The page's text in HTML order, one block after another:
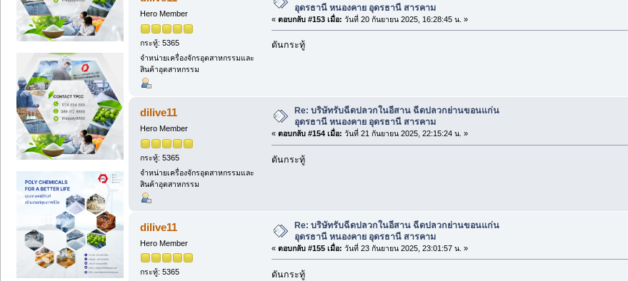
Hero Member
กระทู้: 5365
จำหน่ายเครื่องจักรอุตสาหกรรมและ
สินค้าอุตสาหกรรม
อุดรธานี หนองคาย อุดรธานี สารคาม
« ตอบกลับ #153 เมื่อ: วันที่ 20 กันยายน 2025, 16:28:45 น. »
ดันกระทู้
dilive11
Hero Member
กระทู้: 5365
จำหน่ายเครื่องจักรอุตสาหกรรมและ
สินค้าอุตสาหกรรม
Re: บริษัทรับฉีดปลวกในอีสาน ฉีดปลวกย่านขอนแก่น
อุดรธานี หนองคาย อุดรธานี สารคาม
« ตอบกลับ #154 เมื่อ: วันที่ 21 กันยายน 2025, 22:15:24 น. »
ดันกระทู้
dilive11
Hero Member
กระทู้: 5365
Re: บริษัทรับฉีดปลวกในอีสาน ฉีดปลวกย่านขอนแก่น
อุดรธานี หนองคาย อุดรธานี สารคาม
« ตอบกลับ #155 เมื่อ: วันที่ 23 กันยายน 2025, 23:01:57 น. »
ดันกระทู้